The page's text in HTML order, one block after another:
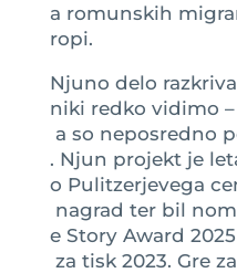
a romunskih
ropi.
Njuno delo
niki redko vidimo –
a so neposredno
. Njun projekt je
o Pulitzerjevega
nagrad ter bil
e Story Award
za tisk 2023. Gre